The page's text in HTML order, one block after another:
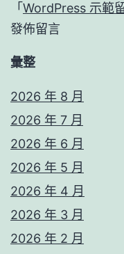
「 WordPress 示範
發佈留言
彙整
2026 年 8 月
2026 年 7 月
2026 年 6 月
2026 年 5 月
2026 年 4 月
2026 年 3 月
2026 年 2 月